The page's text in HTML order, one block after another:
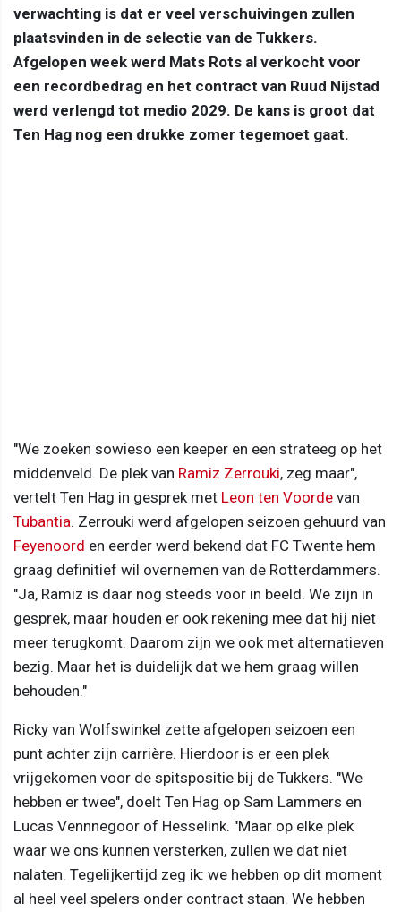
verwachting is dat er veel verschuivingen zullen
plaatsvinden in de selectie van de Tukkers.
Afgelopen week werd Mats Rots al verkocht voor
een recordbedrag en het contract van Ruud Nijstad
werd verlengd tot medio 2029. De kans is groot dat
Ten Hag nog een drukke zomer tegemoet gaat.
"We zoeken sowieso een keeper en een strateeg op het
middenveld. De plek van Ramiz Zerrouki, zeg maar",
vertelt Ten Hag in gesprek met Leon ten Voorde van
Tubantia. Zerrouki werd afgelopen seizoen gehuurd van
Feyenoord en eerder werd bekend dat FC Twente hem
graag definitief wil overnemen van de Rotterdammers.
"Ja, Ramiz is daar nog steeds voor in beeld. We zijn in
gesprek, maar houden er ook rekening mee dat hij niet
meer terugkomt. Daarom zijn we ook met alternatieven
bezig. Maar het is duidelijk dat we hem graag willen
behouden."
Ricky van Wolfswinkel zette afgelopen seizoen een
punt achter zijn carrière. Hierdoor is er een plek
vrijgekomen voor de spitspositie bij de Tukkers. "We
hebben er twee", doelt Ten Hag op Sam Lammers en
Lucas Vennnegoor of Hesselink. "Maar op elke plek
waar we ons kunnen versterken, zullen we dat niet
nalaten. Tegelijkertijd zeg ik: we hebben op dit moment
al heel veel spelers onder contract staan. We hebben